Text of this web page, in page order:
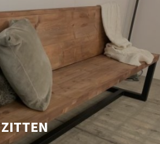
ZITTEN